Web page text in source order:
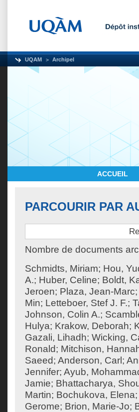
UQAM Archipel
ACCUEIL
PARCOURIR PAR
Nombre de documents
Schmidts, Miriam; Hou,
A.; Huber, Celine; Boldt,
Jeroen; Plaza, Jean-Marc;
Min; Letteboer, Stef J. F.;
Johnson, Colin A.;
Hulya; Krakow, Deborah;
Gazali, Lihadh; Wicking,
Ronald; Mitchison,
Saeed; Anderson, Carl ;
Jennifer; Ayub,
Jamie; Bhattacharya,
Martin; Bochukova, Elena;
Gerome; Brion, Marie-Jo;